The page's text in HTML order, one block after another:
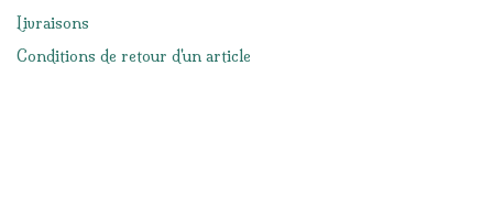
Livraisons
Conditions de retour d'un article